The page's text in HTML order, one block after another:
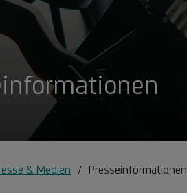
& Medien Presseinformationen